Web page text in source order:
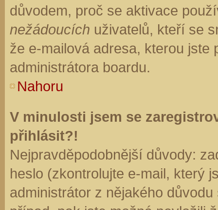
důvodem, proč se aktivace
nežádoucích uživatelů, kteří se
že e-mailová adresa, kterou jste
administrátora boardu.
Nahoru
V minulosti jsem se
přihlásit?!
Nejpravděpodobnější důvody:
heslo (zkontrolujte e-mail, který
administrátor z nějakého